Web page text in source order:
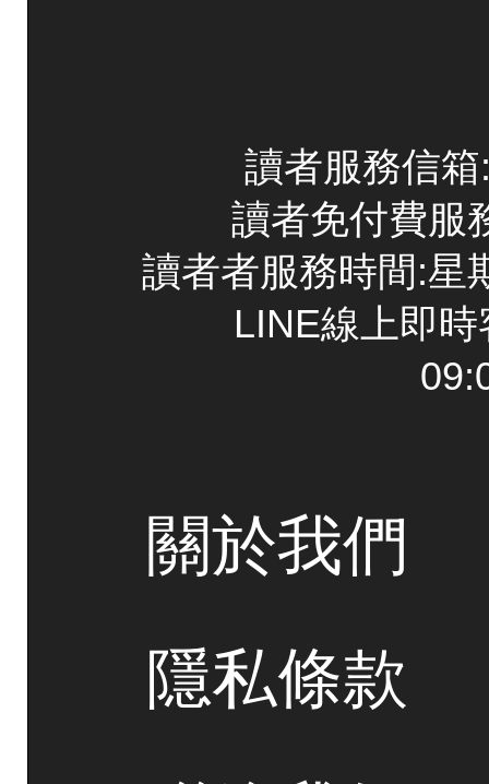
讀者服務信
讀者免付費服
讀者者服務時間:星
LINE線上即
關於我們
隱私條款